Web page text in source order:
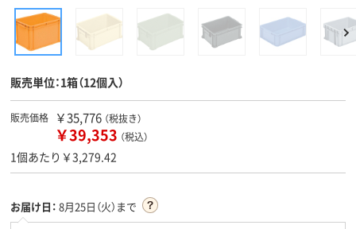
販売単位：1箱（12個入）
販売価格 ￥35,776 （税抜き）
￥39,353 （税込）
1個あたり￥3,279.42
お届け日： 8月25日（火）まで